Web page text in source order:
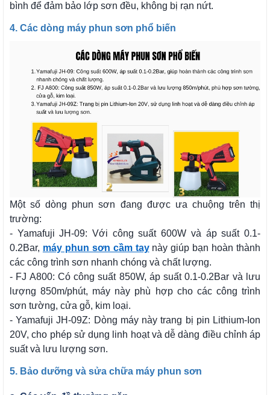
bình để đảm bảo lớp sơn đều, không bị rạn nứt.
4. Các dòng máy phun sơn phổ biến
Một số dòng phun sơn đang được ưa chuộng trên thị
trường:
- Yamafuji JH-09: Với công suất 600W và áp suất 0.1-
0.2Bar, máy phun sơn cầm taynày giúp bạn hoàn thành
các công trình sơn nhanh chóng và chất lượng.
- FJ A800: Có công suất 850W, áp suất 0.1-0.2Bar và lưu
lượng 850m/phút, máy này phù hợp cho các công trình
sơn tường, cửa gỗ, kim loại.
- Yamafuji JH-09Z: Dòng máy này trang bị pin Lithium-Ion
20V, cho phép sử dụng linh hoạt và dễ dàng điều chỉnh áp
suất và lưu lượng sơn.
5. Bảo dưỡng và sửa chữa máy phun sơn